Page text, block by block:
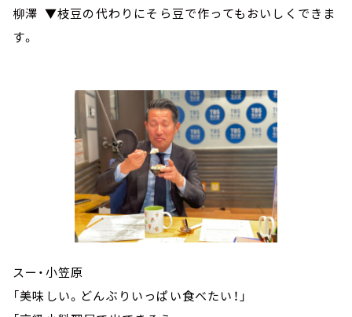
柳澤 ▼枝豆の代わりにそら豆で作ってもおいしくできま
す。
スー・小笠原
「美味しい。どんぶりいっぱい食べたい！」